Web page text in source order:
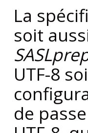
La
soit
UTF-8
de